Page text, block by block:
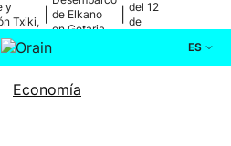
y
Txiki,
de Elkano
en Getaria
del 12
de
ES
Actualidad
Economía